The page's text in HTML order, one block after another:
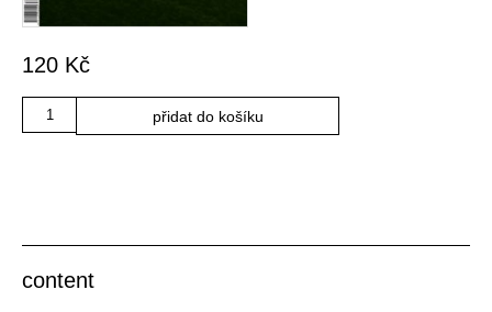
120 Kč
Množství
přidat do košíku
content